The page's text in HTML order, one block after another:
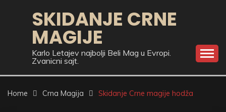
SKIDANJE CRNE
MAGIJE
Karlo Letajev najbolji Beli Mag u Evropi.
Zvanicni sajt.
Home Crna Magija Skidanje Crne magije hodža